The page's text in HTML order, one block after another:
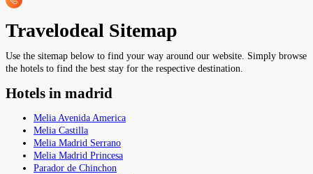
Travelodeal Sitemap
Use the sitemap below to find your way around our website. Simply browse
the hotels to find the best stay for the respective destination.
Hotels in madrid
Melia Avenida America
Melia Castilla
Melia Madrid Serrano
Melia Madrid Princesa
Parador de Chinchon